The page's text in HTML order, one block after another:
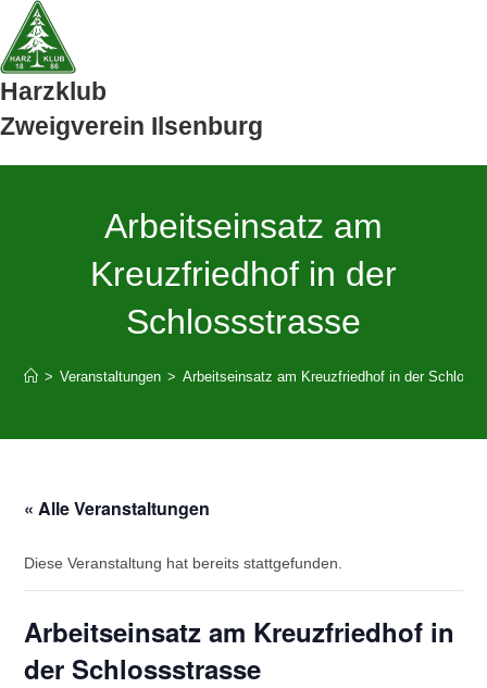
Zum
Inhalt
springen
Harzklub
Zweigverein Ilsenburg
Arbeitseinsatz am
Kreuzfriedhof in der
Schlossstrasse
> Veranstaltungen > Arbeitseinsatz am Kreuzfriedhof in der
« Alle Veranstaltungen
Diese Veranstaltung hat bereits stattgefunden.
Arbeitseinsatz am Kreuzfriedhof in
der Schlossstrasse